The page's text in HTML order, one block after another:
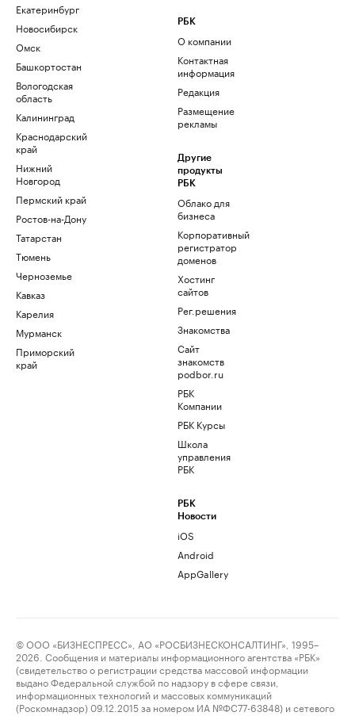
Екатеринбург
Новосибирск
Омск
Башкортостан
Вологодская
область
Калининград
Краснодарский
край
Нижний
Новгород
Пермский край
Ростов-на-Дону
Татарстан
Тюмень
Черноземье
Кавказ
Карелия
Мурманск
Приморский
край
РБК
О компании
Контактная
информация
Редакция
Размещение
рекламы
Другие
продукты
РБК
Облако для
бизнеса
Корпоративный
регистратор
доменов
Хостинг
сайтов
Рег.решения
Знакомства
Сайт
знакомств
podbor.ru
РБК
Компании
РБК Курсы
Школа
управления
РБК
РБК
Новости
iOS
Android
AppGallery
© ООО «БИЗНЕСПРЕСС», АО «РОСБИЗНЕСКОНСАЛТИНГ», 1995–
2026. Сообщения и материалы информационного агентства «РБК»
(свидетельство о регистрации средства массовой информации
выдано Федеральной службой по надзору в сфере связи,
информационных технологий и массовых коммуникаций
(Роскомнадзор) 09.12.2015 за номером ИА №ФС77-63848) и сетевого